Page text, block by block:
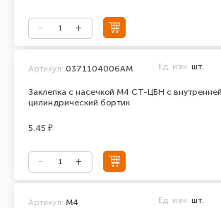
Заклепка с насечкой М4 СТ-ЦБН с
цилиндрический бортик
Артикул: 0371104006АМ Ед. изм. шт.
5.45 ₽
Артикул: М4 Ед. изм. шт.